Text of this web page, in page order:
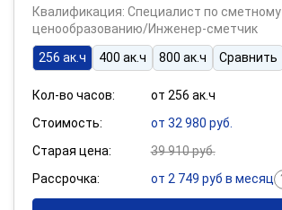
Квалификация: Специалист по сметному
ценообразованию/Инженер-сметчик
256 ак.ч
400 ак.ч 800 ак.ч Сравнить
Кол-во часов:
от 256 ак.ч
Стоимость:
от 32 980 руб.
Старая цена:
39 910 руб.
Рассрочка:
от 2 749 руб в месяц